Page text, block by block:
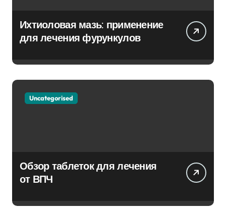
Ихтиоловая мазь: применение
для лечения фурункулов
Uncategorised
Обзор таблеток для лечения
от ВПЧ